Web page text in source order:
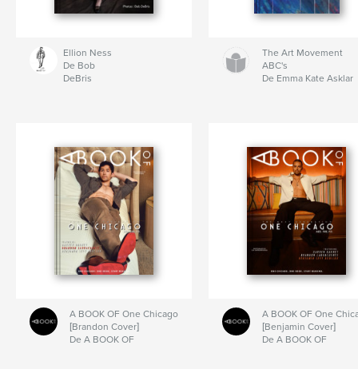
Ellion Ness
De Bob
DeBris
The Art Movement
ABC's
De Emma Kate Asklar
A BOOK OF One Chicago
[Brandon Cover]
De A BOOK OF
A BOOK OF One
[Benjamin Cover]
De A BOOK OF